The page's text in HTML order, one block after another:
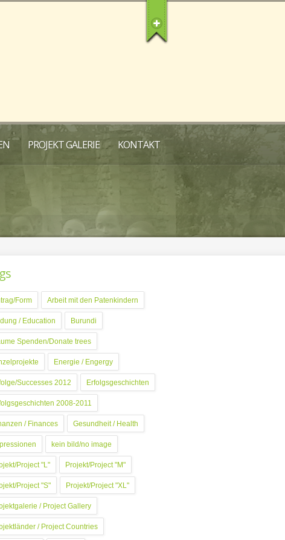
PROJEKT GALERIE KONTAKT
Form Arbeit mit den Patenkindern
/ Education Burundi
Spenden/Donate trees
Energie / Engergy
Successes 2012 Erfolgsgeschichten
2008-2011
/ Finances Gesundheit / Health
kein bild/no image
Project "L" Projekt/Project "M"
Project "S" Projekt/Project "XL"
/ Project Gallery
/ Project Countries